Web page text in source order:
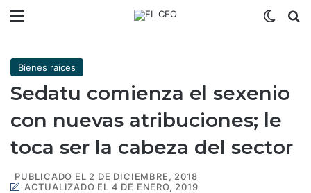
Bienes raíces
Sedatu comienza el sexenio
con nuevas atribuciones; le
toca ser la cabeza del sector
PUBLICADO EL 2 DE DICIEMBRE, 2018
ACTUALIZADO EL 4 DE ENERO, 2019